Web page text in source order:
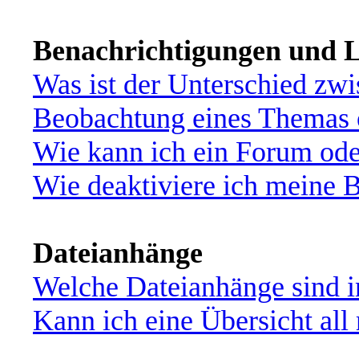
Benachrichtigungen und
Was ist der Unterschied
Beobachtung eines
Wie kann ich ein Forum
Wie deaktiviere ich meine
Dateianhänge
Welche Dateianhänge sind
Kann ich eine Übersicht all